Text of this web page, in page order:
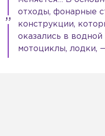
отходы, фонарные
конструкции,
оказались в
мотоциклы, лодки,